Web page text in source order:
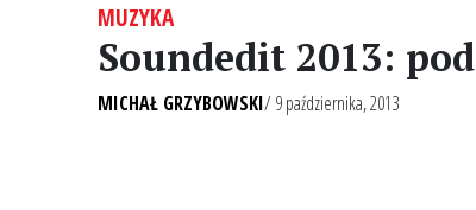
MUZYKA
Soundedit 2013:
MICHAŁ GRZYBOWSKI/ 9 października, 2013